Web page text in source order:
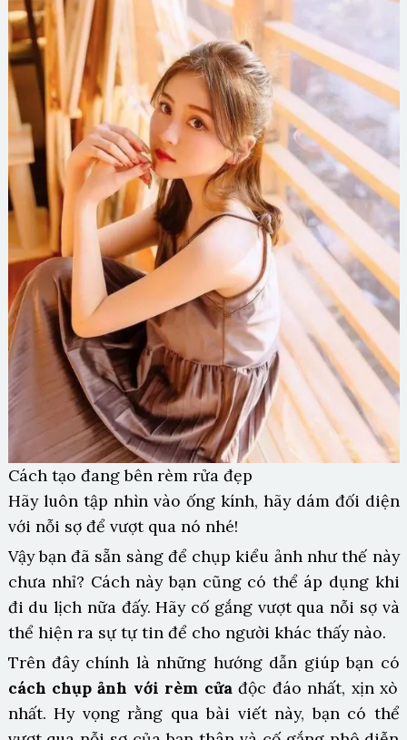
Cách tạo đang bên rèm rửa đẹp
Hãy luôn tập nhìn vào ống kính, hãy dám đối diện
với nỗi sợ để vượt qua nó nhé!
Vậy bạn đã sẵn sàng để chụp kiểu ảnh như thế này
chưa nhỉ? Cách này bạn cũng có thể áp dụng khi
đi du lịch nữa đấy. Hãy cố gắng vượt qua nỗi sợ và
thể hiện ra sự tự tin để cho người khác thấy nào.
Trên đây chính là những hướng dẫn giúp bạn có
cách chụp ảnh với rèm cửađộc đáo nhất, xịn xò
nhất. Hy vọng rằng qua bài viết này, bạn có thể